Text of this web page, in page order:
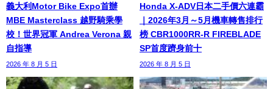
義大利Motor Bike Expo首辦
MBE Masterclass 越野騎乘學
校！世界冠軍 Andrea Verona 親
自指導
2026 年 8 月 5 日
Honda X-ADV日本二手價六連霸
｜2026年3月～5月機車轉售排行
榜 CBR1000RR-R FIREBLADE
SP首度躋身前十
2026 年 8 月 5 日